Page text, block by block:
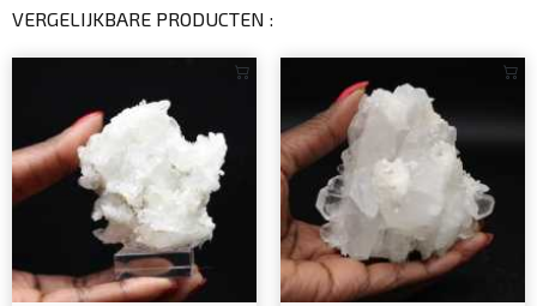
VERGELIJKBARE PRODUCTEN :